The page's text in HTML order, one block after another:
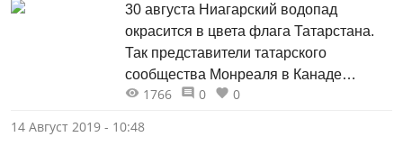
30 августа Ниагарский водопад
окрасится в цвета флага Татарстана.
Так представители татарского
сообщества Монреаля в Канаде
поздравят Татарстан с днем рождения
1766 0
0
14 Август 2019 - 10:48